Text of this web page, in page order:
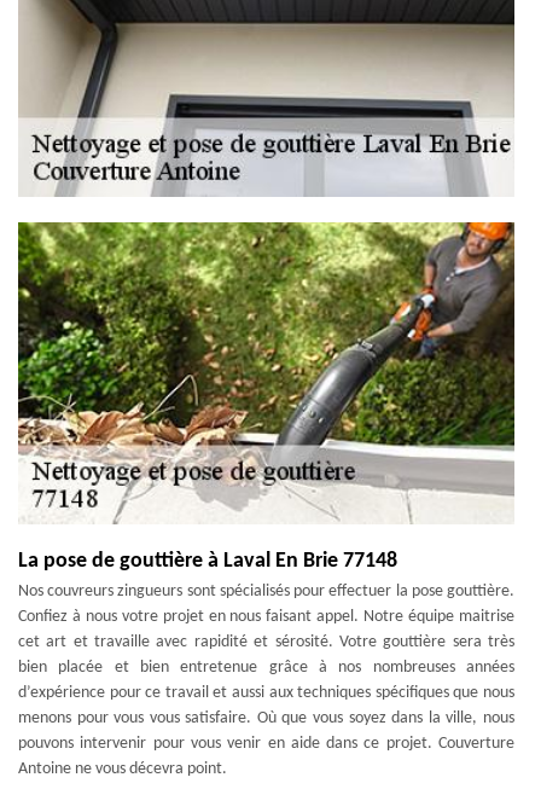
La pose de gouttière à Laval En Brie 77148
Nos couvreurs zingueurs sont spécialisés pour effectuer la pose gouttière.
Confiez à nous votre projet en nous faisant appel. Notre équipe maitrise
cet art et travaille avec rapidité et sérosité. Votre gouttière sera très
bien placée et bien entretenue grâce à nos nombreuses années
d’expérience pour ce travail et aussi aux techniques spécifiques que nous
menons pour vous vous satisfaire. Où que vous soyez dans la ville, nous
pouvons intervenir pour vous venir en aide dans ce projet. Couverture
Antoine ne vous décevra point.